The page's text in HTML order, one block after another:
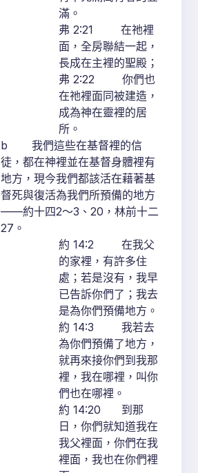
滿。
弗 2:21 在祂裡
面，全房聯結一起，
長成在主裡的聖殿；
弗 2:22 你們也
在祂裡面同被建造，
成為神在靈裡的居
所。
b 我們這些在基督裡的信
徒，都在神裡並在基督身體裡有
地方，現今我們都該活在藉著基
督死與復活為我們所預備的地方
——約十四2～3、20，林前十二
27。
約 14:2 在我父
的家裡，有許多住
處；若是沒有，我早
已告訴你們了；我去
是為你們預備地方。
約 14:3 我若去
為你們預備了地方，
就再來接你們到我那
裡，我在哪裡，叫你
們也在哪裡。
約 14:20 到那
日，你們就知道我在
我父裡面，你們在我
裡面，我也在你們裡